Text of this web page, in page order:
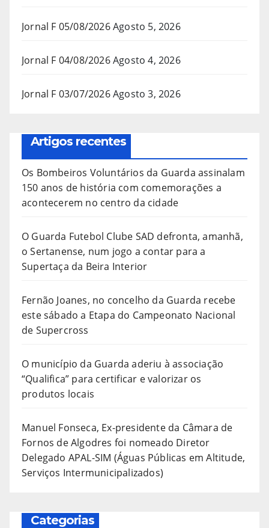
Jornal F 05/08/2026Agosto 5, 2026
Jornal F 04/08/2026Agosto 4, 2026
Jornal F 03/07/2026Agosto 3, 2026
Artigos recentes
Os Bombeiros Voluntários da Guarda assinalam
150 anos de história com comemorações a
acontecerem no centro da cidade
O Guarda Futebol Clube SAD defronta, amanhã,
o Sertanense, num jogo a contar para a
Supertaça da Beira Interior
Fernão Joanes, no concelho da Guarda recebe
este sábado a Etapa do Campeonato Nacional
de Supercross
O município da Guarda aderiu à associação
“Qualifica” para certificar e valorizar os
produtos locais
Manuel Fonseca, Ex-presidente da Câmara de
Fornos de Algodres foi nomeado Diretor
Delegado APAL-SIM (Águas Públicas em Altitude,
Serviços Intermunicipalizados)
Categorias